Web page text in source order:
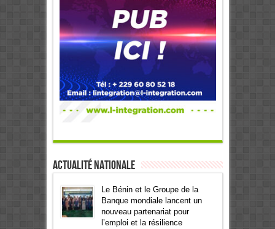
Actualité Nationale
Le Bénin et le Groupe de la
Banque mondiale lancent un
nouveau partenariat pour
l’emploi et la résilience